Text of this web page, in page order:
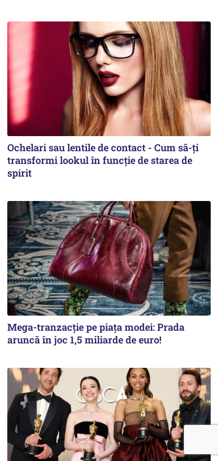
Ochelari sau lentile de contact - Cum să-ți
transformi lookul în funcție de starea de
spirit
Mega-tranzacție pe piața modei: Prada
aruncă în joc 1,5 miliarde de euro!